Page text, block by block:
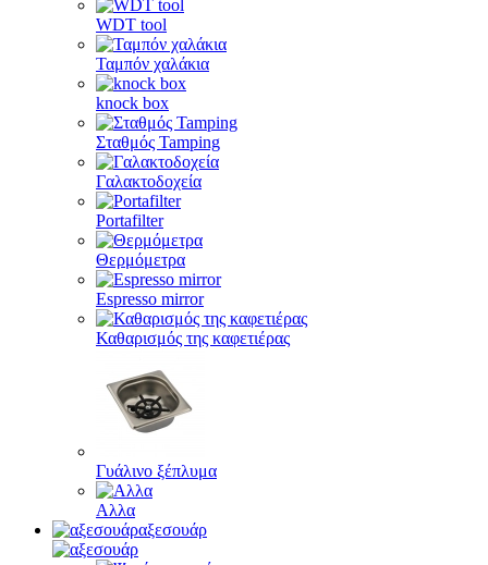
WDT tool
Ταμπόν χαλάκια
knock box
Σταθμός Tamping
Γαλακτοδοχεία
Portafilter
Θερμόμετρα
Espresso mirror
Καθαρισμός της καφετιέρας
Γυάλινο ξέπλυμα
Αλλα
αξεσουάρ